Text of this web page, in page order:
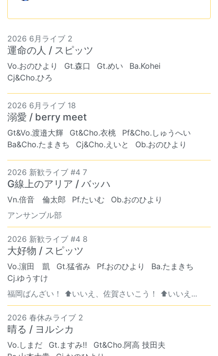
2026 6月ライブ 2
運命の人 / スピッツ
Vo.おのひより Gt.森口 Gt.めい
Ba.Kohei
Cj&Cho.ひろ
2026 6月ライブ 18
溺愛 / berry meet
Gt&Vo.渡邉大輝 Gt&Cho.衣桃
Pf&Cho.しゅうへい
Ba&Cho.たまきち
Cj&Cho.えいと Ob.おのひより
2026 新歓ライブ #4 7
G線上のアリア / バッハ
Vn.倍音 倫太郎 Pf.たいむ
Ob.おのひより
アンサンブル部
2026 新歓ライブ #4 8
大好物 / スピッツ
Vo.濵田 凱 Gt.猛省み Pf.おのひより
Ba.たまきち
Cj.ゆうすけ
福岡ばんざい！ ⬆️いいえ、佐賀さいこう！ ⬆️いいえ...
2026 春休みライブ 2
晴る / ヨルシカ
Vo.しまだ Gt.ますみ‼️
Gt&Cho.阿高 技田夫